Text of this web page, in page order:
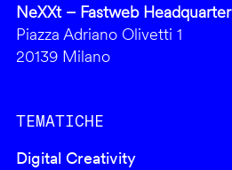
NeXXt – Fastweb Headquarter
Piazza Adriano Olivetti 1
20139 Milano
TEMATICHE
Digital Creativity